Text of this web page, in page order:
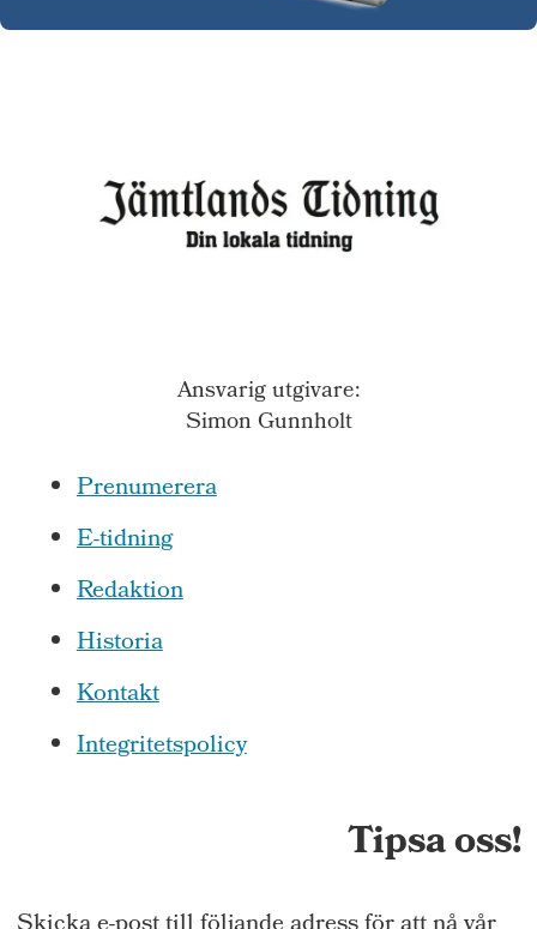
Ansvarig utgivare:
Simon Gunnholt
Prenumerera
E-tidning
Redaktion
Historia
Kontakt
Integritetspolicy
Tipsa oss!